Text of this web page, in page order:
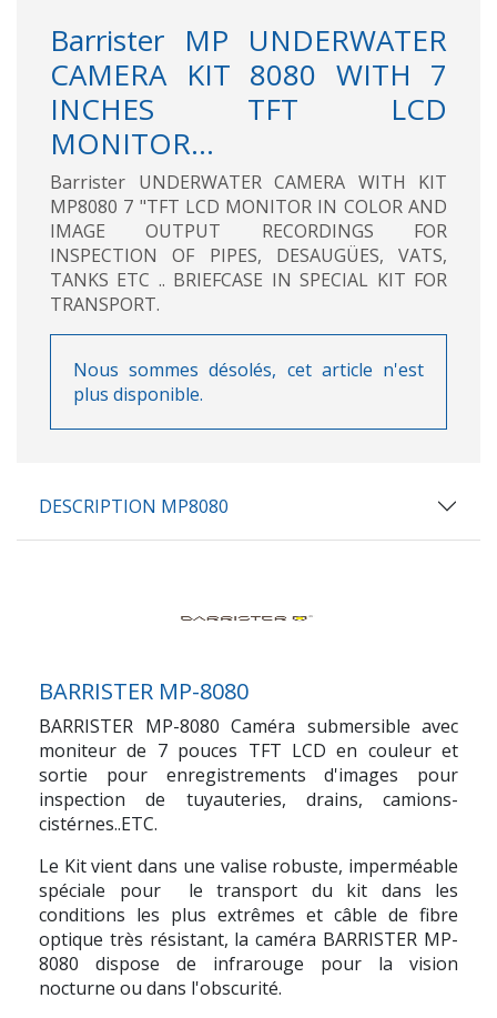
Barrister MP UNDERWATER
CAMERA KIT 8080 WITH 7
INCHES TFT LCD
MONITOR...
Barrister UNDERWATER CAMERA WITH KIT
MP8080 7 "TFT LCD MONITOR IN COLOR AND
IMAGE OUTPUT RECORDINGS FOR
INSPECTION OF PIPES, DESAUGÜES, VATS,
TANKS ETC .. BRIEFCASE IN SPECIAL KIT FOR
TRANSPORT.
Nous sommes désolés, cet article n'est
plus disponible.
DESCRIPTION MP8080
BARRISTER MP-8080
BARRISTER MP-8080 Caméra submersible avec
moniteur de 7 pouces TFT LCD en couleur et
sortie pour enregistrements d'images pour
inspection de tuyauteries, drains, camions-
cistérnes..ETC.
Le Kit vient dans une valise robuste, imperméable
spéciale pour le transport du kit dans les
conditions les plus extrêmes et câble de fibre
optique très résistant, la caméra BARRISTER MP-
8080 dispose de infrarouge pour la vision
nocturne ou dans l'obscurité.